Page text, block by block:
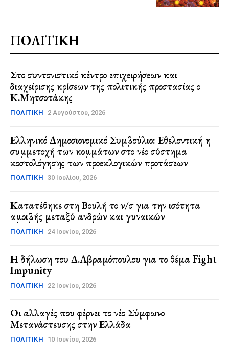
ΠΟΛΙΤΙΚΗ
Στο συντονιστικό κέντρο επιχειρήσεων και
διαχείρισης κρίσεων της πολιτικής προστασίας ο
Κ.Μητσοτάκης
ΠΟΛΙΤΙΚΉ 2 Αυγούστου, 2026
Ελληνικό Δημοσιονομικό Συμβούλιο: Εθελοντική η
συμμετοχή των κομμάτων στο νέο σύστημα
κοστολόγησης των προεκλογικών προτάσεων
ΠΟΛΙΤΙΚΉ 30 Ιουλίου, 2026
Κατατέθηκε στη Βουλή το ν/σ για την ισότητα
αμοιβής μεταξύ ανδρών και γυναικών
ΠΟΛΙΤΙΚΉ 24 Ιουνίου, 2026
Η δήλωση του Δ.Αβραμόπουλου για το θέμα Fight
Impunity
ΠΟΛΙΤΙΚΉ 22 Ιουνίου, 2026
Οι αλλαγές που φέρνει το νέο Σύμφωνο
Μετανάστευσης στην Ελλάδα
ΠΟΛΙΤΙΚΉ 10 Ιουνίου, 2026